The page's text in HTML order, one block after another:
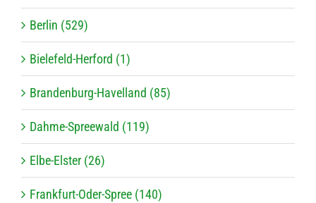
Berlin (529)
Bielefeld-Herford (1)
Brandenburg-Havelland (85)
Dahme-Spreewald (119)
Elbe-Elster (26)
Frankfurt-Oder-Spree (140)